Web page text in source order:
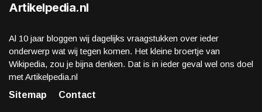
Artikelpedia.nl
Al 10 jaar bloggen wij dagelijks vraagstukken over ieder
onderwerp wat wij tegen komen. Het kleine broertje van
Wikipedia, zou je bijna denken. Dat is in ieder geval wel ons doel
met Artikelpedia.nl
Sitemap
Contact